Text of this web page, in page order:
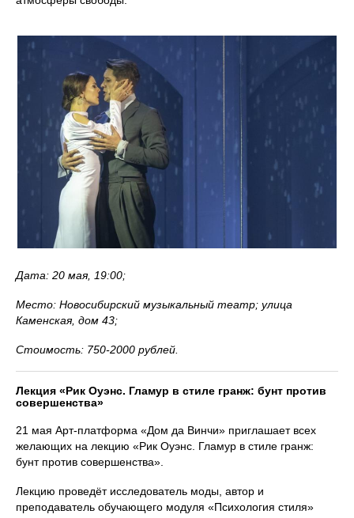
Дата: 20 мая, 19:00;
Место: Новосибирский музыкальный театр; улица
Каменская, дом 43;
Стоимость: 750-2000 рублей.
Лекция «Рик Оуэнс. Гламур в стиле гранж: бунт против
совершенства»
21 мая Арт-платформа «Дом да Винчи» приглашает всех
желающих на лекцию «Рик Оуэнс. Гламур в стиле гранж:
бунт против совершенства».
Лекцию проведёт исследователь моды, автор и
преподаватель обучающего модуля «Психология стиля»